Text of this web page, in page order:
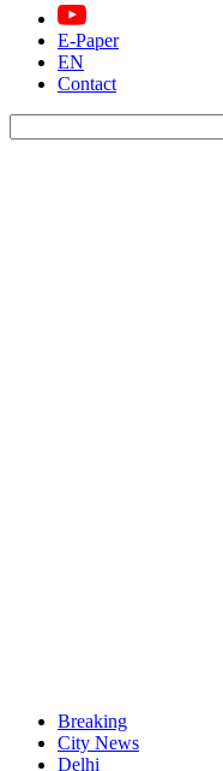
E-Paper
EN
Contact
Breaking
City News
Delhi